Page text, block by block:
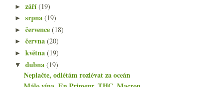
►září(19)
►srpna(19)
►července(18)
►června(20)
►května(19)
▼dubna(19)
Neplačte, odlétám rozlévat za oceán